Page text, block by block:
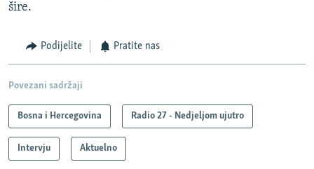
šire.
Podijelite Pratite nas
Povezani sadržaji
Bosna i Hercegovina Radio 27 - Nedjeljom ujutro
Intervju Aktuelno